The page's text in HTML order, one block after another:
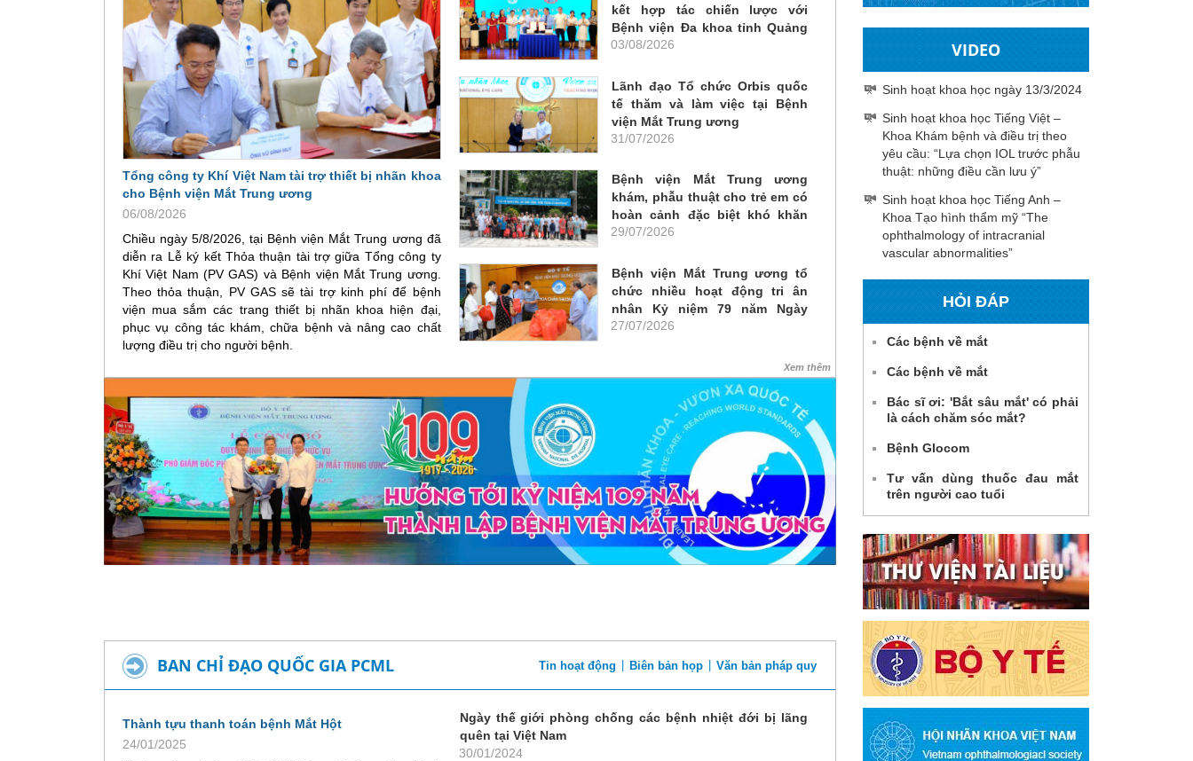
Tổng công ty Khí Việt Nam tài trợ thiết bị nhãn khoa
cho Bệnh viện Mắt Trung ương
06/08/2026
Chiều ngày 5/8/2026, tại Bệnh viện Mắt Trung ương đã
diễn ra Lễ ký kết Thỏa thuận tài trợ giữa Tổng công ty
Khí Việt Nam (PV GAS) và Bệnh viện Mắt Trung ương.
Theo thỏa thuận, PV GAS sẽ tài trợ kinh phí để bệnh
viện mua sắm các trang thiết bị nhãn khoa hiện đại,
phục vụ công tác khám, chữa bệnh và nâng cao chất
lượng điều trị cho người bệnh.
kết hợp tác chiến lược với
Bệnh viện Đa khoa tỉnh Quảng
Ninh
03/08/2026
Lãnh đạo Tổ chức Orbis quốc
tế thăm và làm việc tại Bệnh
viện Mắt Trung ương
31/07/2026
Bệnh viện Mắt Trung ương
khám, phẫu thuật cho trẻ em có
hoàn cảnh đặc biệt khó khăn
tỉnh Tuyên Quang
29/07/2026
Bệnh viện Mắt Trung ương tổ
chức nhiều hoạt động tri ân
nhân Kỷ niệm 79 năm Ngày
Thương binh, liệt sỹ 27/7
27/07/2026
Xem thêm
BAN CHỈ ĐẠO QUỐC GIA PCML Tin hoạt động Biên bản họp Văn bản pháp quy
Thành tựu thanh toán bệnh Mắt Hột
24/01/2025
Ngày thế giới phòng chống các bệnh nhiệt đới bị lãng
quên tại Việt Nam
30/01/2024
VIDEO
Sinh hoạt khoa học ngày 13/3/2024
Sinh hoạt khoa học Tiếng Việt –
Khoa Khám bệnh và điều trị theo
yêu cầu: “Lựa chọn IOL trước phẫu
thuật: những điều cần lưu ý”
Sinh hoạt khoa học Tiếng Anh –
Khoa Tạo hình thẩm mỹ “The
ophthalmology of intracranial
vascular abnormalities”
HỎI ĐÁP
Các bệnh về mắt
Các bệnh về mắt
Bác sĩ ơi: 'Bắt sâu mắt' có phải
là cách chăm sóc mắt?
Bệnh Glocom
Tư vấn dùng thuốc đau mắt
trên người cao tuổi